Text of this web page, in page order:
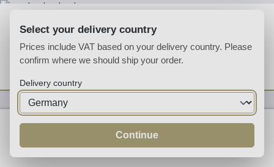
You have 0 wishlist
General
Select your delivery country
Prices include VAT based on your delivery country. Please
confirm where we should ship your order.
Delivery country
Continue